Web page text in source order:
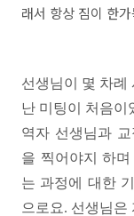
래서 항상 짐이 한
선생님이 몇 차례
난 미팅이 처음이
역자 선생님과
을 찍어야지 하며
는 과정에 대한
으로요. 선생님은